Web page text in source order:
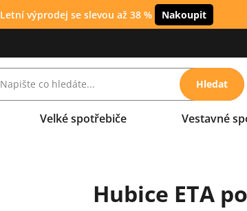
Letní výprodej se slevou až 38 % Nakoupit
Hledat
Velké spotřebiče Vestavné
Hubice ETA